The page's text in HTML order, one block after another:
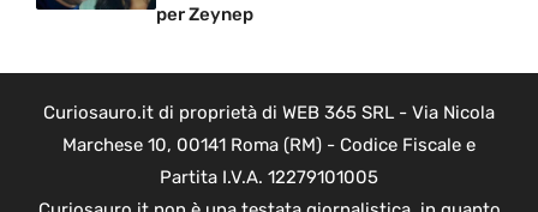
per Zeynep
Curiosauro.it di proprietà di WEB 365 SRL - Via Nicola
Marchese 10, 00141 Roma (RM) - Codice Fiscale e
Partita I.V.A. 12279101005